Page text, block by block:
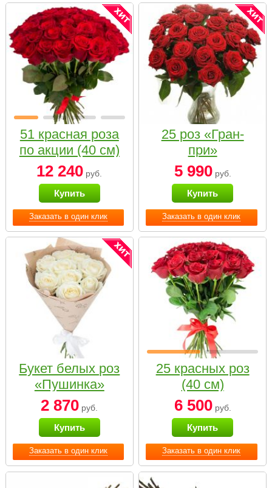
Заказать в один клик
51 красная роза
по акции (40 см)
12 240 руб.
Купить
Заказать в один клик
25 роз «Гран-
при»
5 990руб.
Купить
Заказать в один клик
Букет белых роз
«Пушинка»
2 870 руб.
Купить
Заказать в один клик
25 красных роз
(40 см)
6 500руб.
Купить